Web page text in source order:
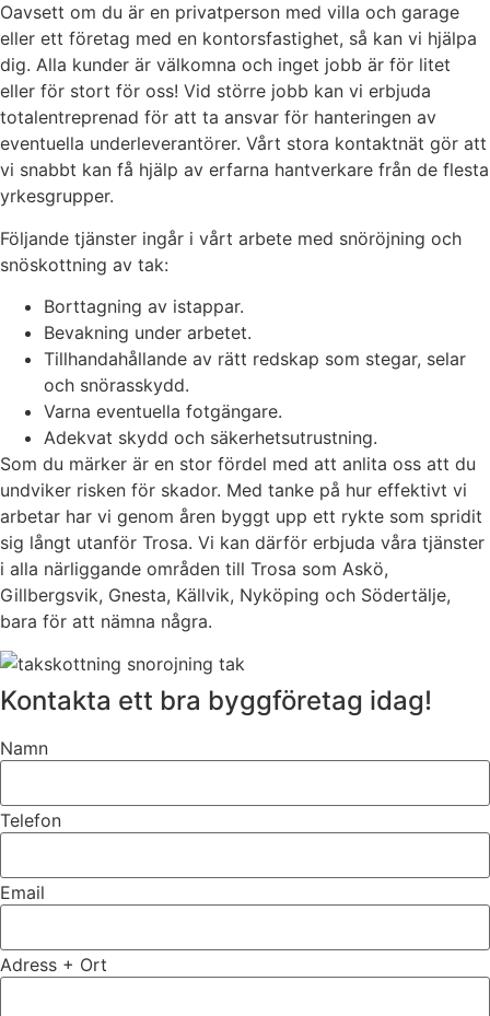
Oavsett om du är en privatperson med villa och garage
eller ett företag med en kontorsfastighet, så kan vi hjälpa
dig. Alla kunder är välkomna och inget jobb är för litet
eller för stort för oss! Vid större jobb kan vi erbjuda
totalentreprenad för att ta ansvar för hanteringen av
eventuella underleverantörer. Vårt stora kontaktnät gör att
vi snabbt kan få hjälp av erfarna hantverkare från de flesta
yrkesgrupper.
Följande tjänster ingår i vårt arbete med snöröjning och
snöskottning av tak:
Borttagning av istappar.
Bevakning under arbetet.
Tillhandahållande av rätt redskap som stegar, selar
och snörasskydd.
Varna eventuella fotgängare.
Adekvat skydd och säkerhetsutrustning.
Som du märker är en stor fördel med att anlita oss att du
undviker risken för skador. Med tanke på hur effektivt vi
arbetar har vi genom åren byggt upp ett rykte som spridit
sig långt utanför Trosa. Vi kan därför erbjuda våra tjänster
i alla närliggande områden till Trosa som Askö,
Gillbergsvik, Gnesta, Källvik, Nyköping och Södertälje,
bara för att nämna några.
Kontakta ett bra byggföretag idag!
Namn
Telefon
Email
Adress + Ort